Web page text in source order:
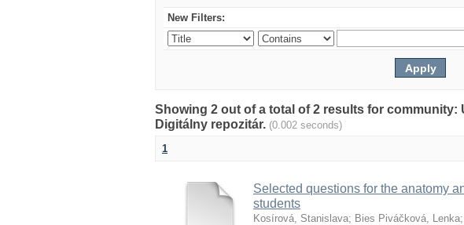
New Filters:
Showing 2 out of a total of 2 results for
Digitálny repozitár. (0.002 seconds)
1
Selected questions for the anatomy
students
Kosírová, Stanislava; Bies Piváčková, Lenka;